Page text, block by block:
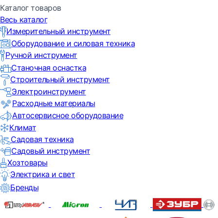
Каталог товаров
Весь каталог
Измерительный инструмент
Оборудование и силовая техника
Ручной инструмент
Станочная оснастка
Строительный инструмент
Электроинструмент
Расходные материалы
Автосервисное оборудование
Климат
Садовая техника
Садовый инструмент
Хозтовары
Электрика и свет
Бренды